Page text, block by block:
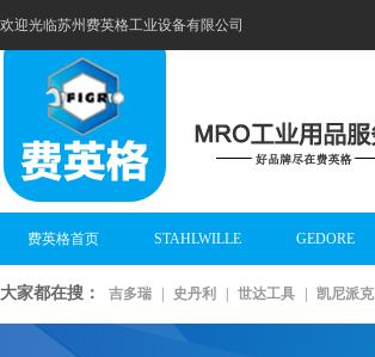
欢迎光临苏州费英格工业设备有限公司
费英格首页 STAHLWILLE GEDORE
大家都在搜： 吉多瑞 史丹利 世达工具 凯尼派克